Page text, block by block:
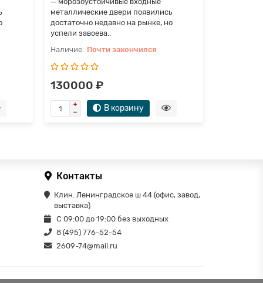
металлические двери появились
достаточно недавно на рынке, но
успели завоева..
Почти закончился
130000 ₽
В корзину
Контакты
Клин. Ленинградское ш 44 (офис, завод,
выставка)
С 09:00 до 19:00 без выходных
8 (495) 776-52-54
2609-74@mail.ru